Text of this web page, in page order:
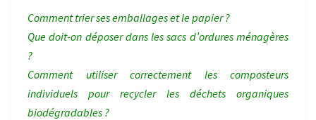
Comment trier ses emballages et le papier ?
Que doit-on déposer dans les sacs d’ordures ménagères
?
Comment utiliser correctement les composteurs
individuels pour recycler les déchets organiques
biodégradables ?